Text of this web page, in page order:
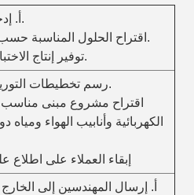
أ. إدخال مفصل للآلات.
اقتراح الحلول المناسبة حسب متطلبات العملاء.
(ج) توفير إنتاج الاختبار للإشارة إليه.
رسم تخطيطات التوريد للعملاء لإعدادها.
اقتراح مشروع مبنى مناسب
الكهربائية وأنابيب الهواء ومياه
(ج) إبقاء العملاء على اطلاع
أ. إرسال المهندسين إلى